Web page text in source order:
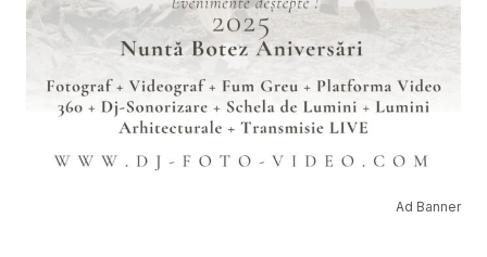
Ad Banner